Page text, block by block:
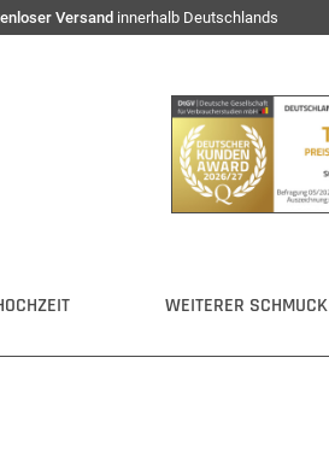
Versand innerhalb Deutschlands
WEITERER SCHMUCK